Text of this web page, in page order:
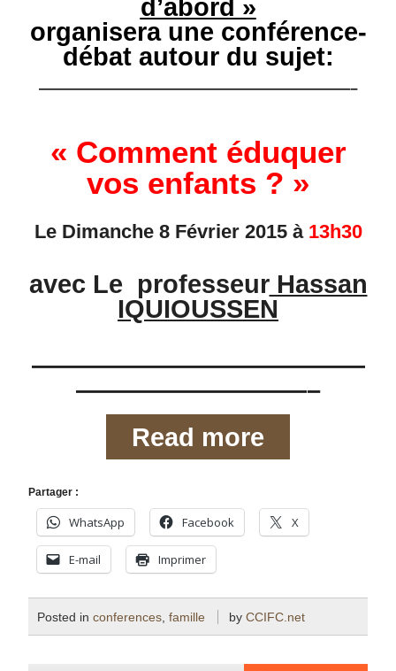
d’abord »
organisera une conférence-
débatautour du sujet:
——————————————————————–
« Comment éduquer
vos enfants ? »
Le Dimanche 8 Février 2015 à 13h30
avec Le professeurHassan
IQUIOUSSEN
—————————————
—————————–
Read more
Partager :
WhatsApp Facebook X
E-mail Imprimer
Posted inconferences ,famille by CCIFC.net